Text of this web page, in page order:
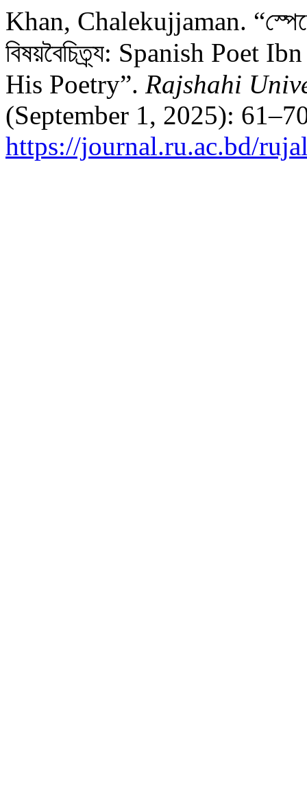
Khan, Chalekujjaman.
বিষয়বৈচিত্র্য: Spanish Poet
His Poetry”. Rajshahi
(September 1, 2025):
https://journal.ru.ac.bd/